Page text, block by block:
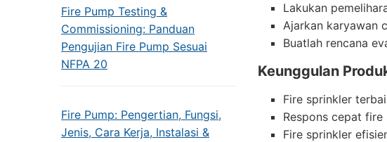
Fire Pump Testing &
Commissioning: Panduan
Pengujian Fire Pump Sesuai
NFPA 20
Fire Pump: Pengertian, Fungsi,
Jenis, Cara Kerja, Instalasi &
Lakukan
Ajarkan karyawan
Buatlah rencana
Keunggulan
Fire sprinkler
Respons cepat
Fire sprinkler